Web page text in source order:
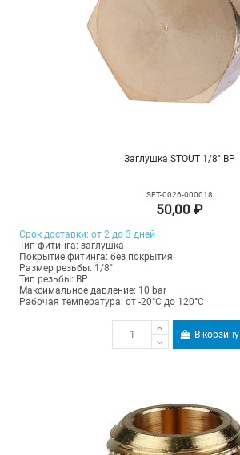
Заглушка STOUT 1/8" ВР
SFT-0026-000018
50,00 ₽
Срок доставки: от 2 до 3 дней
Тип фитинга: заглушка
Покрытие фитинга: без покрытия
Размер резьбы: 1/8"
Тип резьбы: ВР
Максимальное давление: 10 bar
Рабочая температура: от -20°C до 120°C
В корзину